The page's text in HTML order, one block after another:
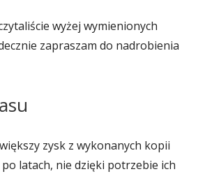
się
w
wyżej wymienionych
zapraszam do nadrobienia
zysk z wykonanych kopii
latach, nie dzięki potrzebie ich